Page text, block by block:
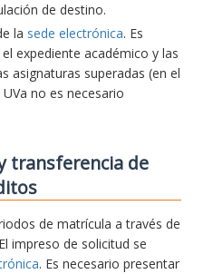
de destino.
la sede electrónica. Es
expediente académico y las
asignaturas superadas (en el
no es necesario
transferencia de
de matrícula a través de
impreso de solicitud se
. Es necesario presentar